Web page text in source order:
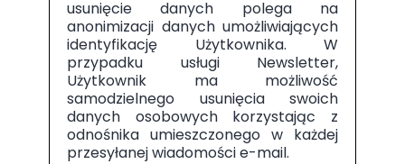
usunięcie danych polega na
anonimizacji danych umożliwiających
identyfikację Użytkownika. W
przypadku usługi Newsletter,
Użytkownik ma możliwość
samodzielnego usunięcia swoich
danych osobowych korzystając z
odnośnika umieszczonego w każdej
przesyłanej wiadomości e-mail.